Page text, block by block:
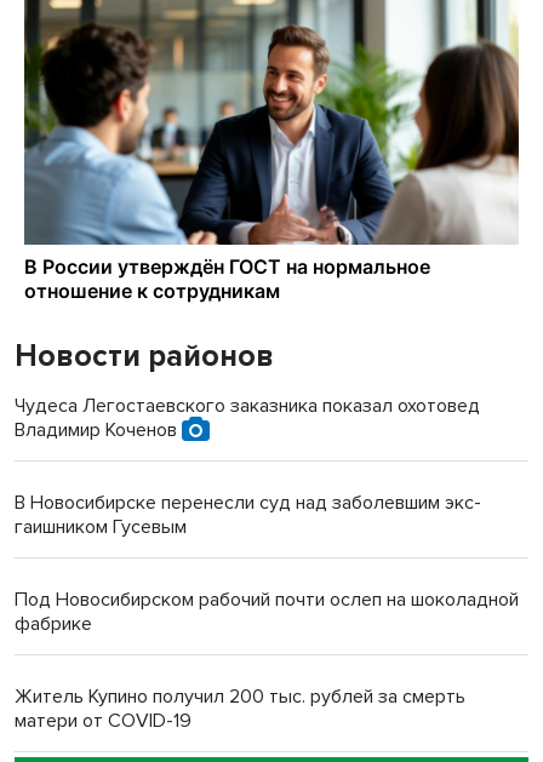
Новости районов
Чудеса Легостаевского заказника показал охотовед
Владимир Коченов
В Новосибирске перенесли суд над заболевшим экс-
гаишником Гусевым
Под Новосибирском рабочий почти ослеп на шоколадной
фабрике
Житель Купино получил 200 тыс. рублей за смерть
матери от COVID-19